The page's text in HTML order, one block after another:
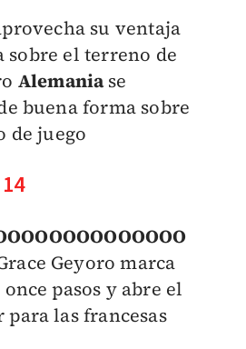
su ventaja
sobre el terreno de
Alemaniase
buena forma sobre
de juego
Geyoro marca
once pasos y abre el
para las francesas